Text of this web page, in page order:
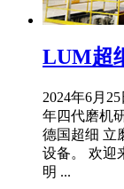
LUM超
2024年6月
年四代磨机
德国超细 立
设备。 欢迎
明 ...